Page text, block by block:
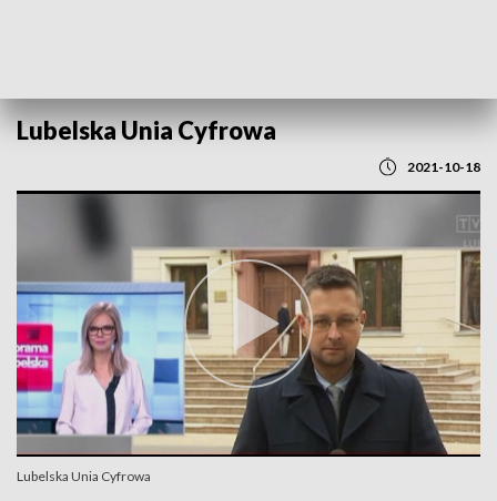
Lubelska Unia Cyfrowa
2021-10-18
Lubelska Unia Cyfrowa